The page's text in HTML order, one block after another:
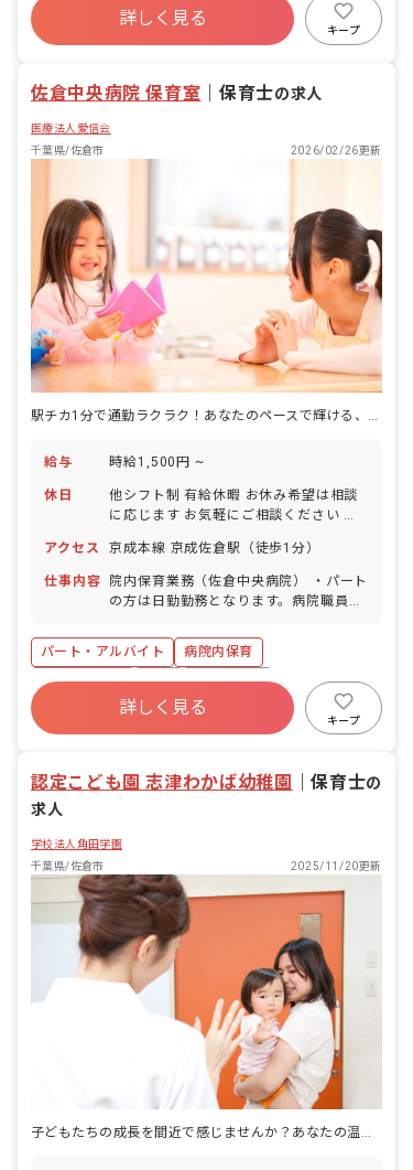
詳しく見る
キープ
佐倉中央病院 保育室 ｜保育士の求人
医療法人愛信会
千葉県/佐倉市
2026/02/26更新
駅チカ1分で通勤ラクラク！あなたのペースで輝ける、温かい保育室で働きませんか？
給与 時給1,500円 ~
休日
他シフト制 有給休暇 お休み希望は相談
に応じます お気軽にご相談ください 有
アクセス
京成本線 京成佐倉駅（徒歩1分）
仕事内容
院内保育業務（佐倉中央病院） ・パート
の方は日勤勤務となります。病院職員の
ています。 ・主に0~3歳児が対象です
が、一時保育も行っているため、学童の
お子様もお預かりします。 ・園児は平均
4~8名程度のため、クラス分けはありま
せん。 ・職員5名体制でのシフト制勤務
の勤務負担にならない範囲でイベントを
パート・アルバイト
病院内保育
社会保険完備
有給
残業少なめ
昇給昇進あり
産休育休制度
車通勤可
詳しく見る
キープ
認定こども園 志津わかば幼稚園 ｜保育士の
求人
学校法人角田学園
千葉県/佐倉市
2025/11/20更新
子どもたちの成長を間近で感じませんか？あなたの温かい心が輝く場所です